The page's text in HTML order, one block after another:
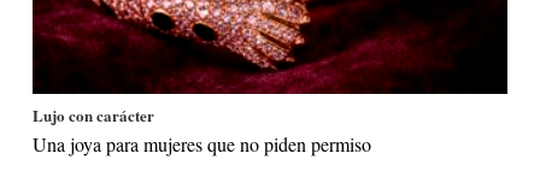
Lujo con carácter
Una joya para mujeres que no piden permiso